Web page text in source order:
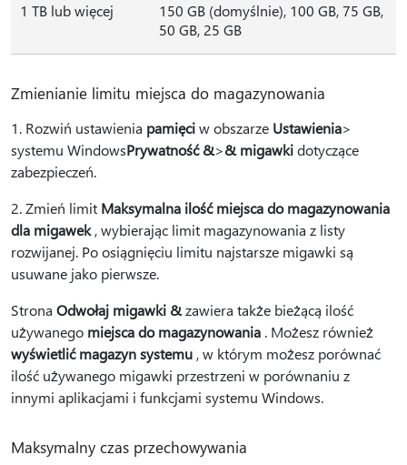
1 TB lub więcej
150 GB (domyślnie), 100 GB, 75 GB,
50 GB, 25 GB
Zmienianie limitu miejsca do magazynowania
1. Rozwiń ustawienia pamięciw obszarze Ustawienia>
systemu WindowsPrywatność &>& migawkidotyczące
zabezpieczeń.
2. Zmień limit Maksymalna ilość miejsca do magazynowania
dla migawek, wybierając limit magazynowania z listy
rozwijanej. Po osiągnięciu limitu najstarsze migawki są
usuwane jako pierwsze.
Strona Odwołaj migawki &zawiera także bieżącą ilość
używanego miejsca do magazynowania . Możesz również
wyświetlić magazyn systemu , w którym możesz porównać
ilość używanego migawki przestrzeni w porównaniu z
innymi aplikacjami i funkcjami systemu Windows.
Maksymalny czas przechowywania